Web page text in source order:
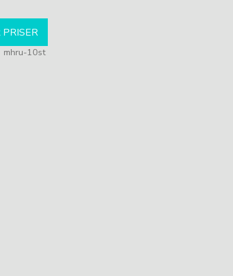
PRISER
mhru-10st